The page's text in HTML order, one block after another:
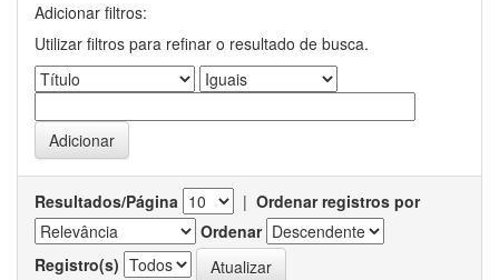
Adicionar filtros:
Utilizar filtros para refinar o resultado de busca.
Resultados/Página | Ordenar registros por
Ordenar
Registro(s)